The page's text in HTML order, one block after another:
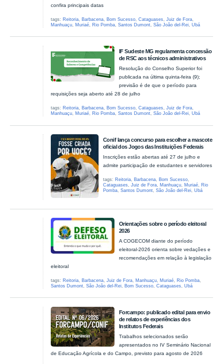
confira principais datas
tags: Reitoria Barbacena Bom Sucesso ,Cataguases ,Juiz de Fora
Manhuaçu
Muriaé Rio Pomba ,Santos Dumont ,São João del-Rei ,Ubá
IF Sudeste MG regulamenta concessão
de RSC aos técnicos administrativos
Resolução do Conselho Superior foi
publicada na última quinta-feira (9);
previsão é de que o período para
requisições seja aberto até 28 de julho
tags: Reitoria, Barbacena, Bom Sucesso,Cataguases,Juiz de Fora,
Manhuaçu, Muriaé, Rio Pomba,Santos Dumont,São João del-Rei,Ubá
Conif lança concurso para escolher a mascote
oficial dos Jogos das Instituições Federais
Inscrições estão abertas até 27 de julho e
admite participação de estudantes e servidores
tags: Reitoria, Barbacena, Bom Sucesso,
Cataguases, Juiz de Fora, Manhuaçu, Muriaé, Rio
Pomba, Santos Dumont, São João del-Rei, Ubá
Orientações sobre o período eleitoral
2026
A COGECOM diante do período
eleitoral-2026 orienta sobre vedações e
recomendações em relação à legislação
eleitoral
tags: Reitoria Barbacena ,Juiz de Fora Manhuaçu Muriaé Rio Pomba
Santos Dumont ,São João del-Rei Bom Sucesso ,Cataguases ,Ubá
Forcampo: publicado edital para envio
de reIatos de experiências dos
Institutos Federais
Trabalhos selecionados serão
apresentados no IV Seminário Nacional
de Educação Agrícola e do Campo, previsto para agosto de 2026